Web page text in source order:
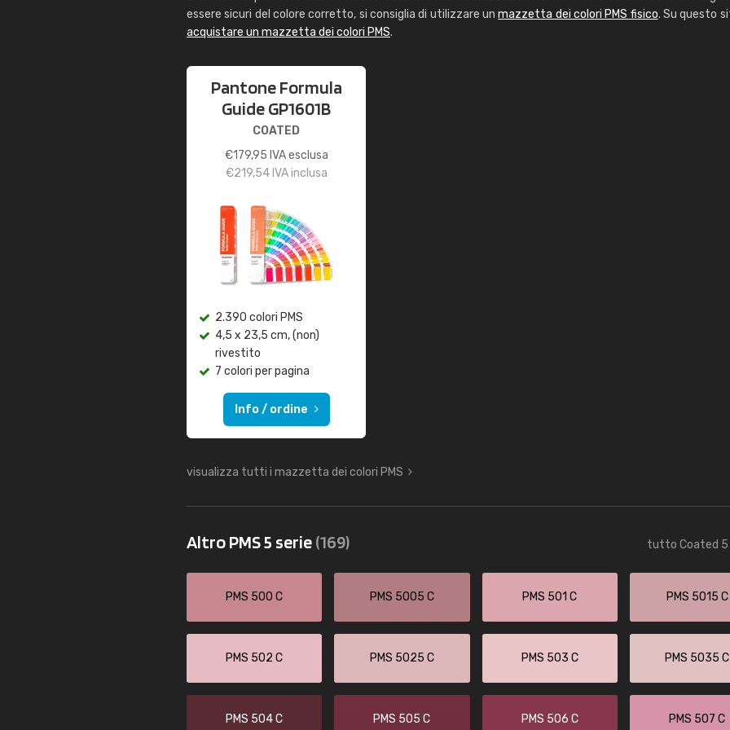
essere sicuri del colore corretto, si consiglia di utilizzare unmazzetta dei colori PMS fisico. Su questo
acquistare un mazzetta dei colori PMS.
Pantone Formula
Guide GP1601B
COATED
€179,95 IVA esclusa
€219,54IVA inclusa
2.390 colori PMS
4,5 x 23,5 cm, (non)
rivestito
7 colori per pagina
Info / ordine
visualizza tutti i mazzetta dei colori PMS
Altro PMS 5 serie(169) tutto Coated 5
PMS 500 C PMS 5005 C PMS 501 C PMS 5015 C
PMS 502 C PMS 5025 C PMS 503 C PMS 5035 C
PMS 504 C PMS 505 C PMS 506 C PMS 507 C